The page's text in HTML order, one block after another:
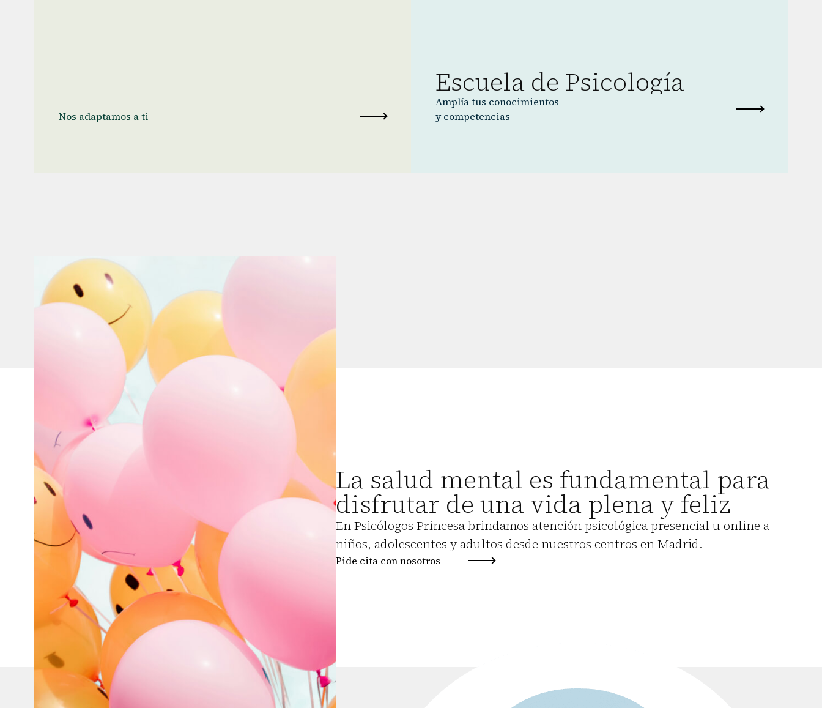
Nos adaptamos a ti
Escuela de Psicología
Amplía tus conocimientos
y competencias
La salud mental es fundamental para
disfrutar de una vida plena y feliz
En Psicólogos Princesa brindamos atención psicológica presencial u online a
niños, adolescentes y adultos desde nuestros centros en Madrid.
Pide cita con nosotros